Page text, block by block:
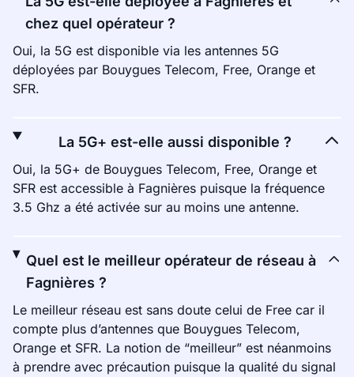
chez quel opérateur ?
Oui, la 5G est disponible via les antennes 5G
déployées par Bouygues Telecom, Free, Orange et
SFR.
La 5G+ est-elle aussi disponible ?
Oui, la 5G+ de Bouygues Telecom, Free, Orange et
SFR est accessible à Fagnières puisque la fréquence
3.5 Ghz a été activée sur au moins une antenne.
Quel est le meilleur opérateur de réseau à
Fagnières ?
Le meilleur réseau est sans doute celui de Free car il
compte plus d’antennes que Bouygues Telecom,
Orange et SFR. La notion de “meilleur” est néanmoins
à prendre avec précaution puisque la qualité du signal